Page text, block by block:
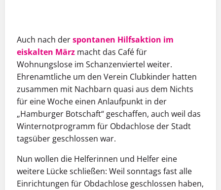
Auch nach derspontanen Hilfsaktion im
eiskalten März macht das Café für
Wohnungslose im Schanzenviertel weiter.
Ehrenamtliche um den Verein Clubkinder hatten
zusammen mit Nachbarn quasi aus dem Nichts
für eine Woche einen Anlaufpunkt in der
„Hamburger Botschaft“ geschaffen, auch weil das
Winternotprogramm für Obdachlose der Stadt
tagsüber geschlossen war.
Nun wollen die Helferinnen und Helfer eine
weitere Lücke schließen: Weil sonntags fast alle
Einrichtungen für Obdachlose geschlossen haben,